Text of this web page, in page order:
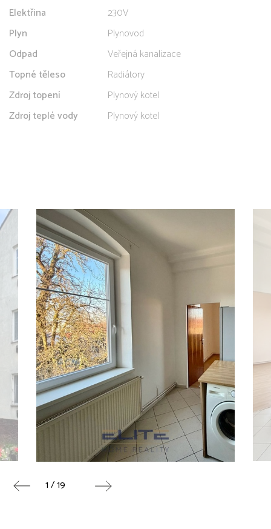
Elektřina
230V
Plyn
Plynovod
Odpad
Veřejná kanalizace
Topné těleso
Radiátory
Zdroj topení
Plynový kotel
Zdroj teplé vody
Plynový kotel
1 / 19